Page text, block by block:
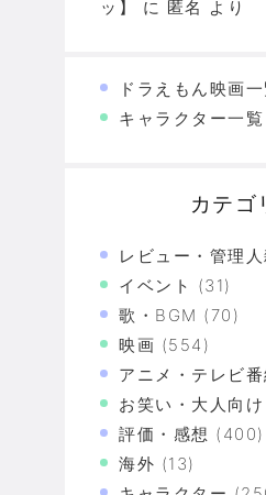
ッ】
に 匿名 より
ドラえもん映画
キャラクター一覧
カテゴ
レビュー・管理
イベント (31)
歌・BGM (70)
映画 (554)
アニメ・テレビ番
お笑い・大人向け
評価・感想 (400)
海外 (13)